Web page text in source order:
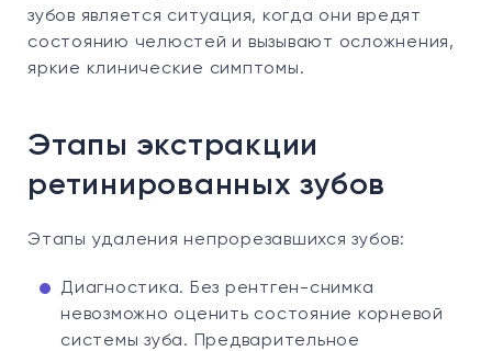
зубов является ситуация, когда они вредят
состоянию челюстей и вызывают осложнения,
яркие клинические симптомы.
Этапы экстракции
ретинированных зубов
Этапы удаления непрорезавшихся зубов:
Диагностика. Без рентген-снимка
невозможно оценить состояние корневой
системы зуба. Предварительное